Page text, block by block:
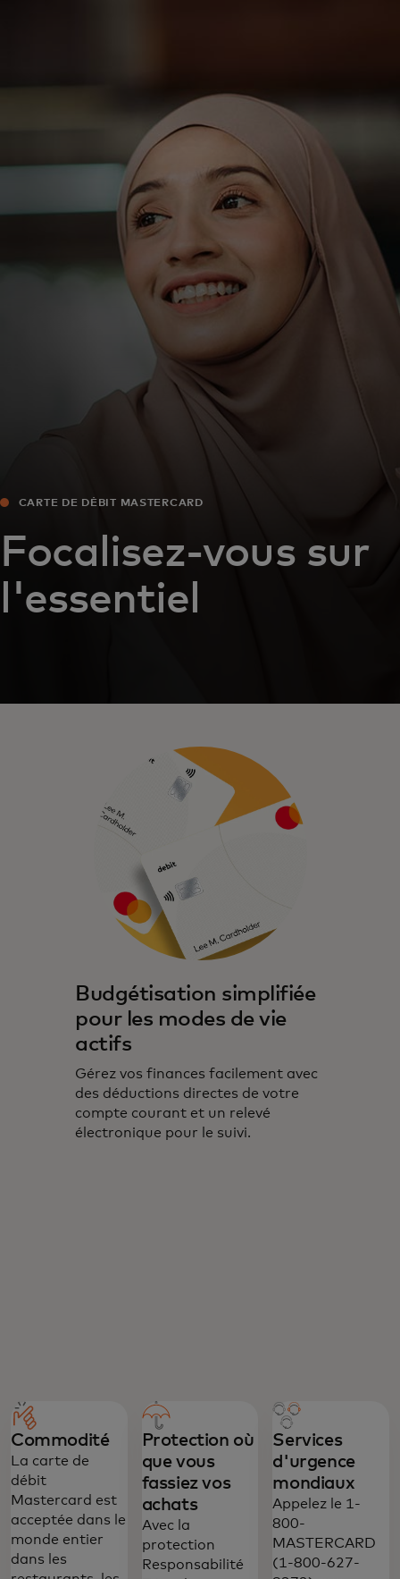
Pour le monde
Pour les innovateurs
Actualités et tendances
CARTE DE DÉBIT MASTERCARD
Focalisez-vous sur
l'essentiel
Budgétisation simplifiée
pour les modes de vie
actifs
Gérez vos finances facilement avec
des déductions directes de votre
compte courant et un relevé
électronique pour le suivi.
Commodité
La carte de
débit
Mastercard est
acceptée dans le
monde entier
dans les
Protection où
que vous
fassiez vos
achats
Avec la
protection
Responsabilité
Services
d'urgence
mondiaux
Appelez le 1-
800-
MASTERCARD
(1-800-627-